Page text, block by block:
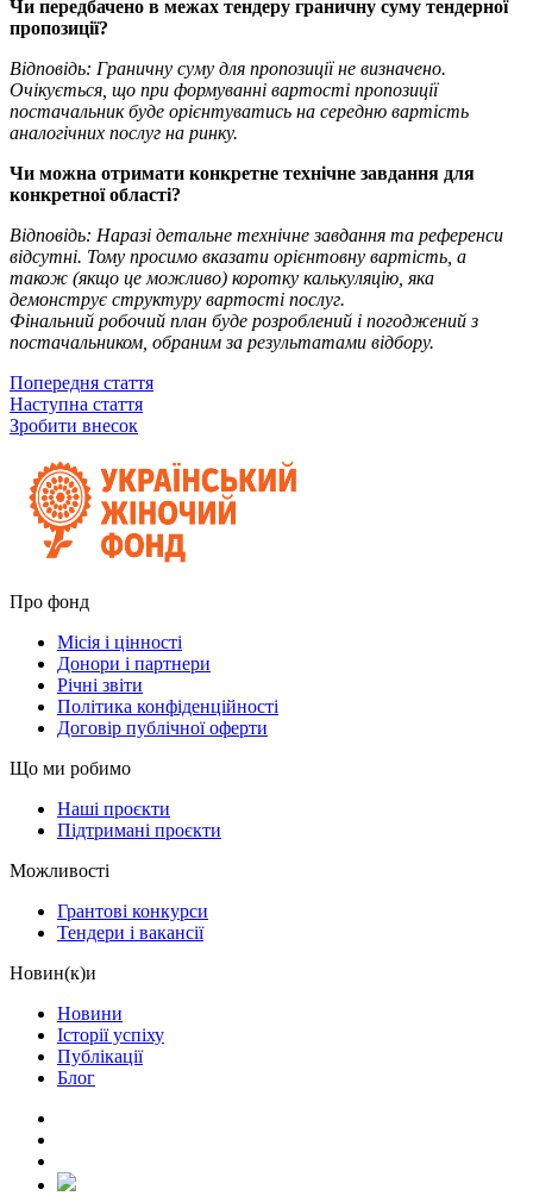
Чи передбачено в межах тендеру граничну суму тендерної
пропозиції?
Відповідь: Граничну суму для пропозиції не визначено.
Очікується, що при формуванні вартості пропозиції
постачальник буде орієнтуватись на середню вартість
аналогічних послуг на ринку.
Чи можна отримати конкретне технічне завдання для
конкретної області?
Відповідь: Наразі детальне технічне завдання та референси
відсутні. Тому просимо вказати орієнтовну вартість, а
також (якщо це можливо) коротку калькуляцію, яка
демонструє структуру вартості послуг.
Фінальний робочий план буде розроблений і погоджений з
постачальником, обраним за результатами відбору.
Попередня стаття
Наступна стаття
Зробити внесок
Про фонд
Місія і цінності
Донори і партнери
Річні звіти
Політика конфіденційності
Договір публічної оферти
Що ми робимо
Наші проєкти
Підтримані проєкти
Можливості
Грантові конкурси
Тендери і вакансії
Новин(к)и
Новини
Історії успіху
Публікації
Блог